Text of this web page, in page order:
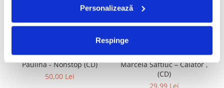
Personalizează
Respinge
FRECVENT CUMPARATE
IMPREUNA
Paulina - Nonstop (CD)
50,00 Lei
Marcela Saftiuc – Călător ,
(CD)
29,99 Lei